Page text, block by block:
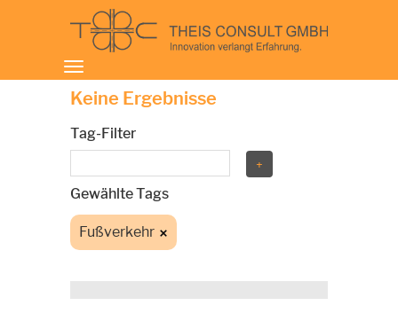
Toggle
navigation
Keine Ergebnisse
Tag-Filter
Gewählte Tags
Fußverkehr